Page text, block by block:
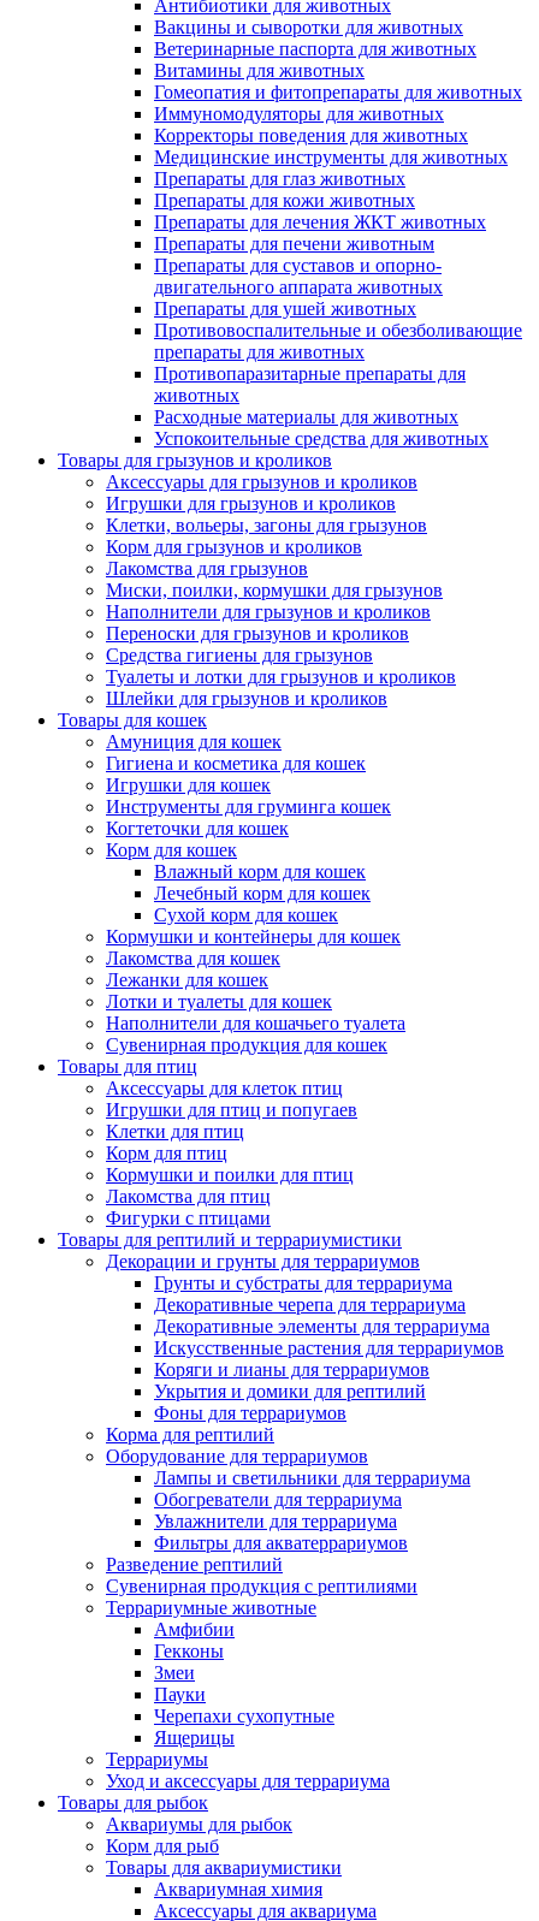
Антибиотики для животных
Вакцины и сыворотки для животных
Ветеринарные паспорта для животных
Витамины для животных
Гомеопатия и фитопрепараты для животных
Иммуномодуляторы для животных
Корректоры поведения для животных
Медицинские инструменты для животных
Препараты для глаз животных
Препараты для кожи животных
Препараты для лечения ЖКТ животных
Препараты для печени животным
Препараты для суставов и опорно-
двигательного аппарата животных
Препараты для ушей животных
Противовоспалительные и обезболивающие
препараты для животных
Противопаразитарные препараты для
животных
Расходные материалы для животных
Успокоительные средства для животных
Товары для грызунов и кроликов
Аксессуары для грызунов и кроликов
Игрушки для грызунов и кроликов
Клетки, вольеры, загоны для грызунов
Корм для грызунов и кроликов
Лакомства для грызунов
Миски, поилки, кормушки для грызунов
Наполнители для грызунов и кроликов
Переноски для грызунов и кроликов
Средства гигиены для грызунов
Туалеты и лотки для грызунов и кроликов
Шлейки для грызунов и кроликов
Товары для кошек
Амуниция для кошек
Гигиена и косметика для кошек
Игрушки для кошек
Инструменты для груминга кошек
Когтеточки для кошек
Корм для кошек
Влажный корм для кошек
Лечебный корм для кошек
Сухой корм для кошек
Кормушки и контейнеры для кошек
Лакомства для кошек
Лежанки для кошек
Лотки и туалеты для кошек
Наполнители для кошачьего туалета
Сувенирная продукция для кошек
Товары для птиц
Аксессуары для клеток птиц
Игрушки для птиц и попугаев
Клетки для птиц
Корм для птиц
Кормушки и поилки для птиц
Лакомства для птиц
Фигурки с птицами
Товары для рептилий и террариумистики
Декорации и грунты для террариумов
Грунты и субстраты для террариума
Декоративные черепа для террариума
Декоративные элементы для террариума
Искусственные растения для террариумов
Коряги и лианы для террариумов
Укрытия и домики для рептилий
Фоны для террариумов
Корма для рептилий
Оборудование для террариумов
Лампы и светильники для террариума
Обогреватели для террариума
Увлажнители для террариума
Фильтры для акватеррариумов
Разведение рептилий
Сувенирная продукция с рептилиями
Террариумные животные
Амфибии
Гекконы
Змеи
Пауки
Черепахи сухопутные
Ящерицы
Террариумы
Уход и аксессуары для террариума
Товары для рыбок
Аквариумы для рыбок
Корм для рыб
Товары для аквариумистики
Аквариумная химия
Аксессуары для аквариума